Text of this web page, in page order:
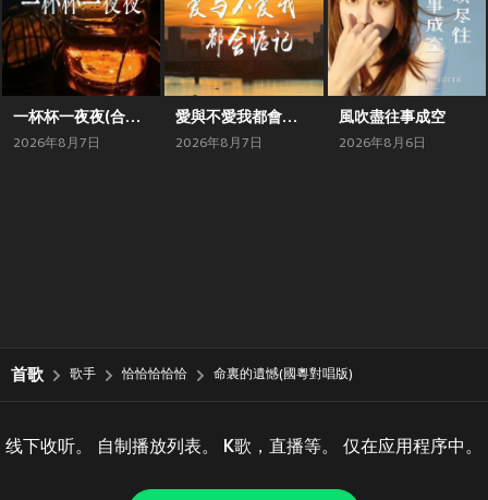
一杯杯一夜夜(合唱版)
2026年8月7日
愛與不愛我都會惦記(對唱版)
2026年8月7日
風吹盡往事成空
2026年8月6日
首歌 歌手 恰恰恰恰恰 命裏的遺憾(國粵對唱版)
线下收听。 自制播放列表。 K歌，直播等。 仅在应用程序中。